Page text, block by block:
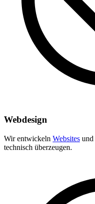
Webdesign
Wir entwickeln Websites und
technisch überzeugen.